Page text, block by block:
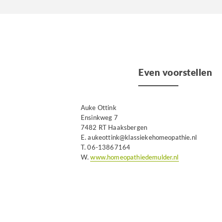
Even voorstellen
Auke Ottink
Ensinkweg 7
7482 RT Haaksbergen
E. aukeottink@klassiekehomeopathie.nl
T. 06-13867164
W.www.homeopathiedemulder.nl